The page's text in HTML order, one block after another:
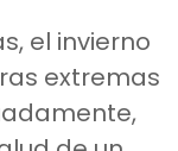
el invierno
extremas